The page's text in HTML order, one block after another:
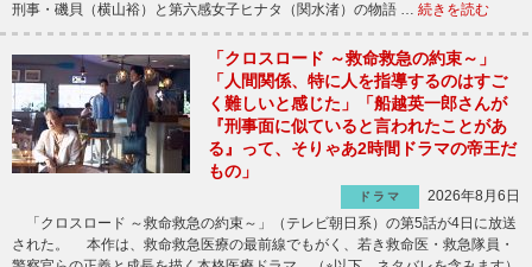
刑事・磯貝（横山裕）と第六感女子ヒナタ（関水渚）の物語 … 続きを読む
「クロスロード ～救命救急の約束～」
「人間関係、特に人を指導するのはすご
く難しいと感じた」「船越英一郎さんが
『刑事面に似ていると言われたことがあ
る』って、そりゃあ2時間ドラマの帝王だ
もの」
ドラマ
2026年8月6日
「クロスロード ～救命救急の約束～」（テレビ朝日系）の第5話が4日に放送
された。 本作は、救命救急医療の最前線でもがく、若き救命医・救急隊員・